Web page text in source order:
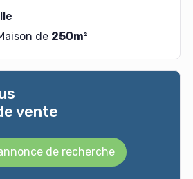
de 250m²
vente
de recherche